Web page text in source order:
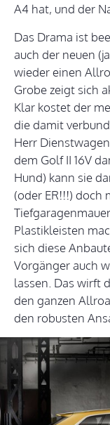
A4 hat, und der
Das Drama ist
auch der neuen
wieder einen
Grobe zeigt sich
Klar kostet der
die damit
Herr
dem Golf II 16V
Hund) kann sie
(oder ER!!!) doch
Plastikleisten
sich diese
Vorgänger auch
lassen. Das wirft
den ganzen
den robusten